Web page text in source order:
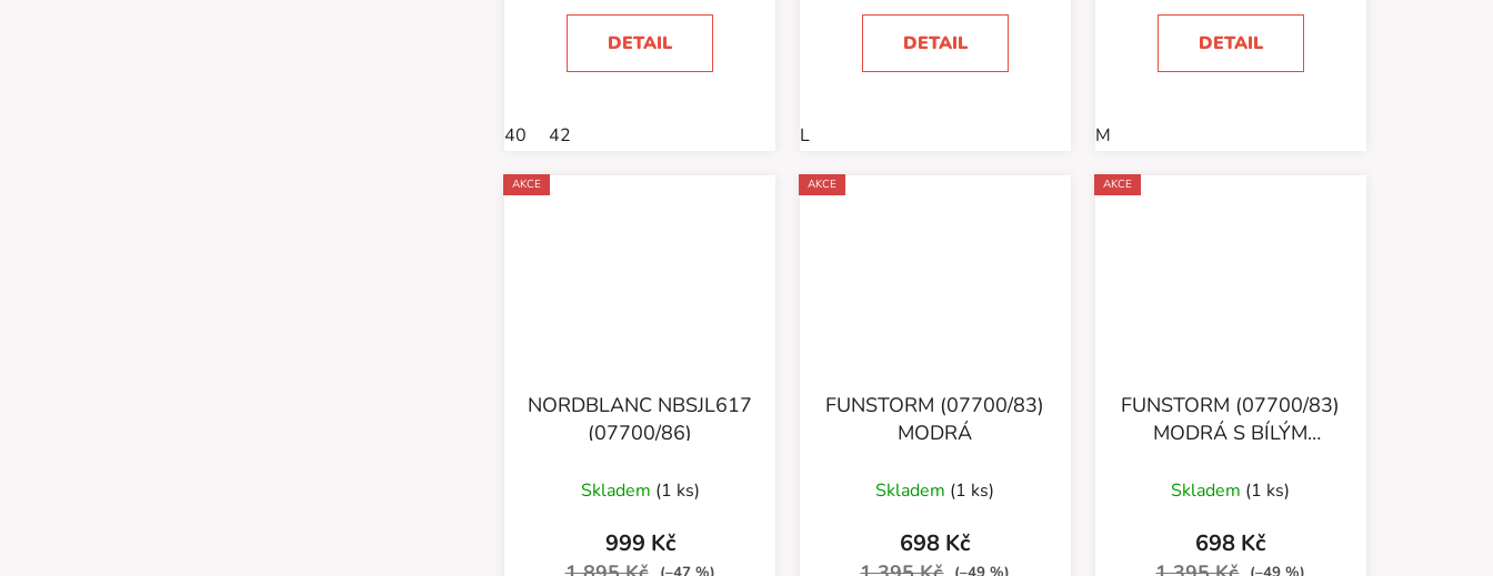
DETAIL
40 42
DETAIL
L
DETAIL
M
AKCE
NORDBLANC NBSJL617
(07700/86)
Skladem (1 ks)
999 Kč
AKCE
FUNSTORM (07700/83)
MODRÁ
Skladem (1 ks)
698 Kč
AKCE
FUNSTORM (07700/83)
MODRÁ S BÍLÝM
Skladem (1 ks)
698 Kč